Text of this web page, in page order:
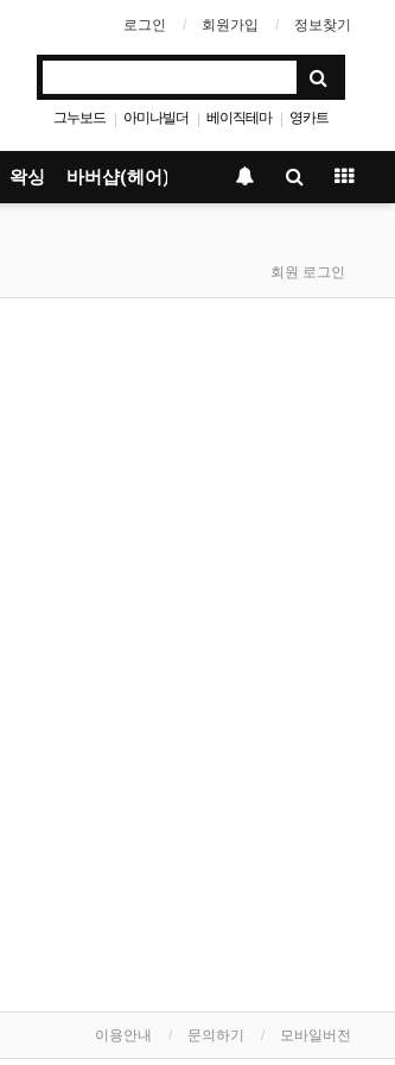
로그인 회원가입 정보찾기
그누보드 | 아미나빌더 | 베이직테마 | 영카트
왁싱 바버샵(헤어)
회원 로그인
이용안내 문의하기 모바일버전